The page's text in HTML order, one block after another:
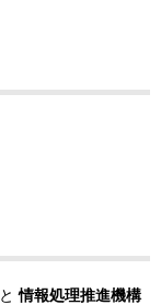
と情報処理推進機構